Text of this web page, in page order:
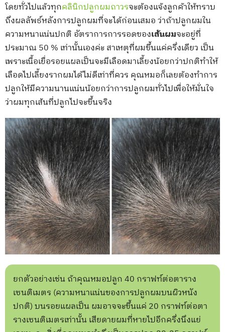
โดยทั่วไปแล้วทุกคลินิกปลูกผมถาวรจะต้องแจ้งลูกค้าให้ทราบ
ถึงผลลัพธ์หลังการปลูกผมที่จะได้ก่อนเสมอ ว่าถ้าปลูกผมใน
ความหนาแน่นปกติ อัตราการการรอดของเส้นผมจะอยู่ที่
ประมาณ 50 % เท่านั้นเองค่ะ สาเหตุที่ผมขึ้นแค่ครึ่งเดียว เป็น
เพราะเนื้อเยื่อรอยแผลเป็นจะมีเลือดมาเลี้ยงน้อยกว่าปกติทำให้
เลือดไปเลี้ยงรากผมได้ไม่ดีเท่าที่ควร คุณหมอก็เลยต้องทำการ
ปลูกให้มีความนานแน่นน้อยกว่าการปลูกผมทั่วไปเพื่อให้มั่นใจ
ว่าผมทุกเส้นที่ปลูกไปจะขึ้นจริง
ยกตัวอย่างเช่น ถ้าคุณหมอปลูก 40 กราฟท์ต่อตาราง
เซนติเมตร (ความหนาแน่นของการปลูกผมบนผิวหนัง
ปกติ) บนรอยแผลเป็น ผมอาจจะขึ้นแค่ 20 กราฟท์ต่อตา
รางเซนติเมตรเท่านั้น เสียดายผมที่หายไปอีกครึ่งนึงแย่